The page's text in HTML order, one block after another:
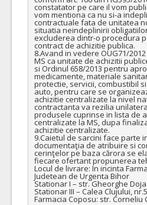
constatator pe care il vom
vom mentiona ca nu si-a
contractuale fata de unitatea
situatia neindeplinirii
excluderea dintr-o procedura
contract de achizitie publica.
8.Avand in vedere OUG71/
MS ca unitate de achizitii
si Ordinul 658/2013 pentru
medicamente, materiale
protectie, servicii, combustibil
auto, pentru care se
achizitie centralizate la nivel
contractanta va rezilia
produsele cuprinse in lista de
centralizate la MS, dupa
achizitie centralizate.
9.Caietul de sarcini face parte
documentaţia de atribuire si
cerinţelor pe baza cărora se
fiecare ofertant propunerea
Locul de livrare: In incinta
Judetean de Urgenta Bihor
Stationar I – str. Gheorghe Doja
Stationar III – Calea Clujului,
Farmacia Coposu: str. Corneliu